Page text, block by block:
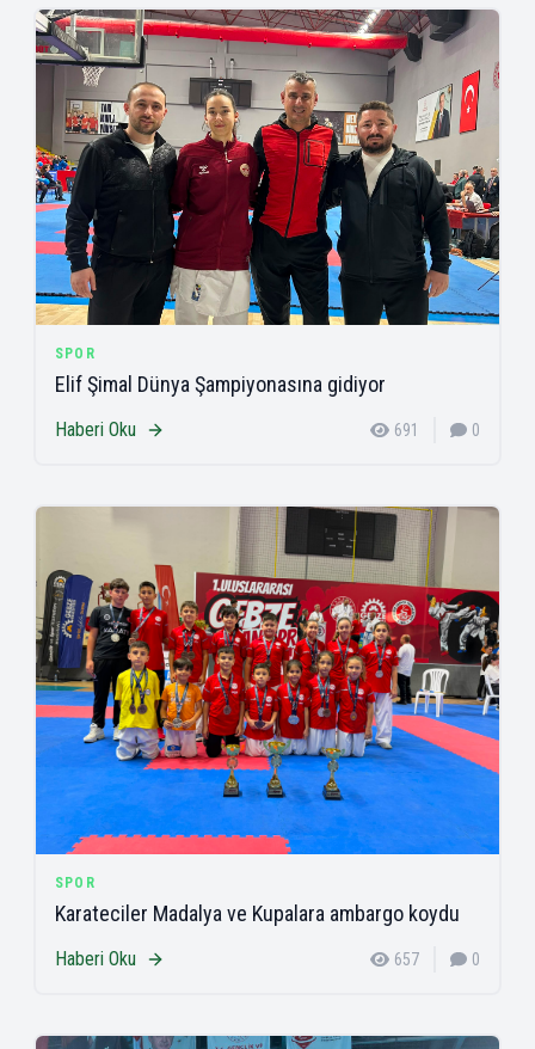
SPOR
Elif Şimal Dünya Şampiyonasına gidiyor
Haberi Oku 691 0
SPOR
Karateciler Madalya ve Kupalara ambargo koydu
Haberi Oku 657 0